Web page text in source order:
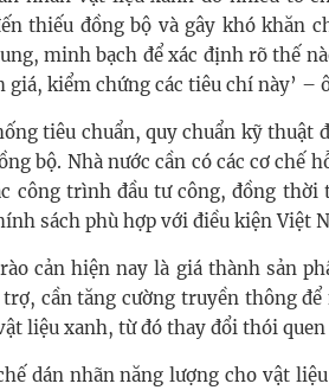
thiếu đồng bộ và gây khó khăn
minh bạch để xác định rõ thế
giá, kiểm chứng các tiêu chí này’ –
tiêu chuẩn, quy chuẩn kỹ thuật
bộ. Nhà nước cần có các cơ chế
công trình đầu tư công, đồng thời
sách phù hợp với điều kiện Việt
cản hiện nay là giá thành sản
cần tăng cường truyền thông
liệu xanh, từ đó thay đổi thói quen
dán nhãn năng lượng cho vật